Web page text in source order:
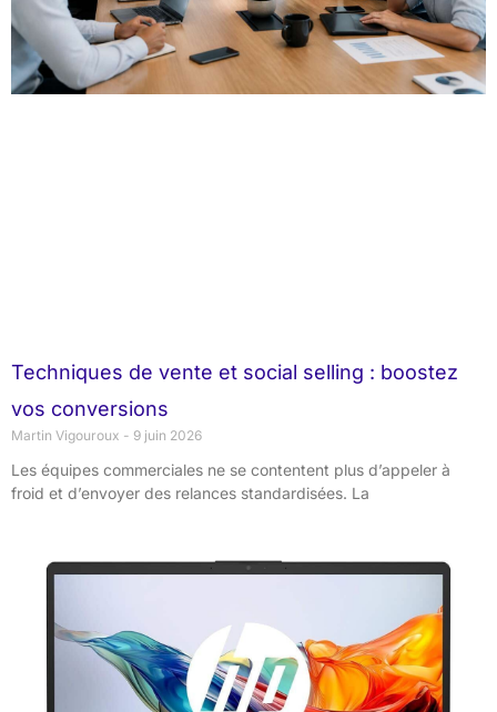
Techniques de vente et social selling : boostez
vos conversions
Martin Vigouroux 9 juin 2026
Les équipes commerciales ne se contentent plus d’appeler à
froid et d’envoyer des relances standardisées. La